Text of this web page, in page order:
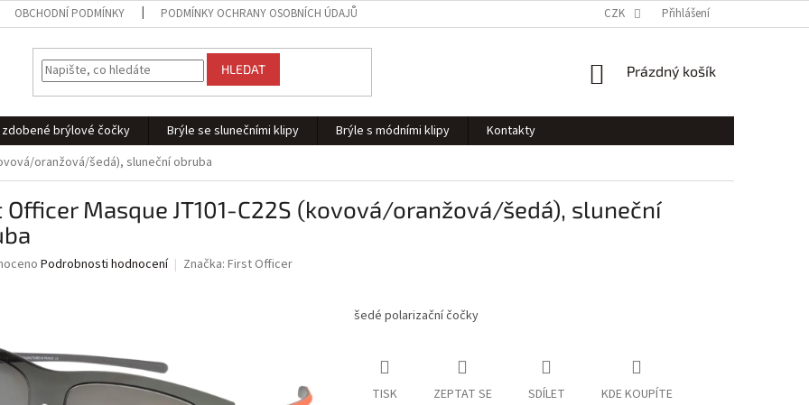
OBCHODNÍ PODMÍNKY PODMÍNKY OCHRANY OSOBNÍCH ÚDAJŮ CZK Přihlášení
HLEDAT
NÁKUPNÍ
Prázdný košík
brýlové čočky Brýle se slunečními klipy Brýle s módními klipy
Kontakty
oranžová/šedá), sluneční obruba
Officer Masque JT101-C22S (kovová/oranžová/šedá), sluneční
Podrobnosti hodnocení Značka: First Officer
šedé polarizační čočky
TISK ZEPTAT SE SDÍLET KDE KOUPÍTE